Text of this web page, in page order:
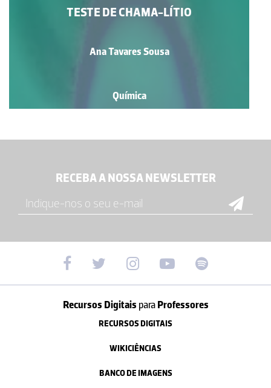
TESTE DE CHAMA-LÍTIO
Ana Tavares Sousa
Química
RECEBA A NOSSA NEWSLETTER
Recursos Digitais paraProfessores
RECURSOS DIGITAIS
WIKICIÊNCIAS
BANCO DE IMAGENS